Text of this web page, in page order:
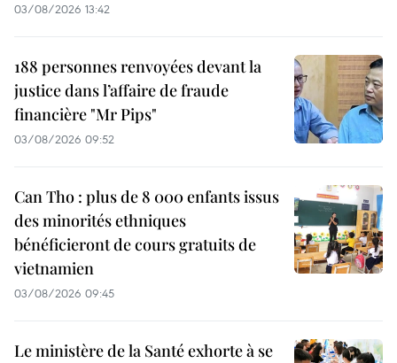
03/08/2026 13:42
188 personnes renvoyées devant la
justice dans l’affaire de fraude
financière "Mr Pips"
03/08/2026 09:52
Can Tho : plus de 8 000 enfants issus
des minorités ethniques
bénéficieront de cours gratuits de
vietnamien
03/08/2026 09:45
Le ministère de la Santé exhorte à se